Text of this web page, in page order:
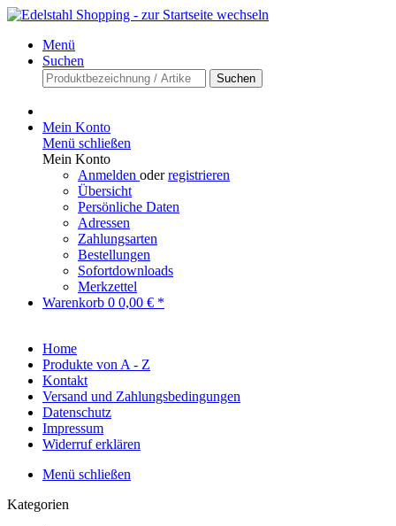
Menü
Suchen
Suchen
Mein Konto
Menü schließen
Mein Konto
Anmelden oderregistrieren
Übersicht
Persönliche Daten
Adressen
Zahlungsarten
Bestellungen
Sofortdownloads
Merkzettel
Warenkorb 0 0,00 € *
Home
Produkte von A - Z
Kontakt
Versand und Zahlungsbedingungen
Datenschutz
Impressum
Widerruf erklären
Menü schließen
Kategorien